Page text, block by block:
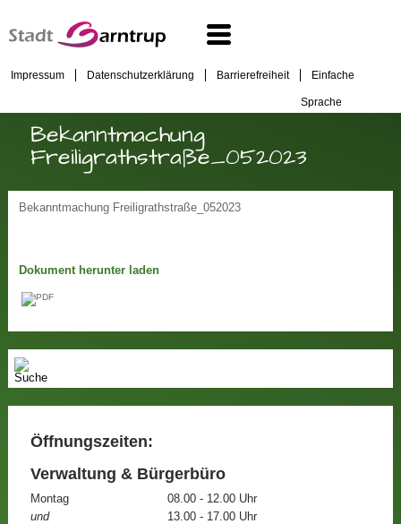
Impressum Datenschutzerklärung Barrierefreiheit Einfache
Sprache
Bekanntmachung
Freiligrathstraße_052023
Bekanntmachung Freiligrathstraße_052023
Dokument herunter laden
Öffnungszeiten:
Verwaltung & Bürgerbüro
Montag
08.00 - 12.00 Uhr
und
13.00 - 17.00 Uhr